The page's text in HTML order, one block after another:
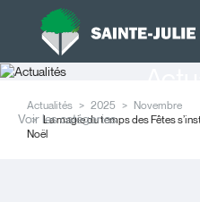
Actualités 2025
Novembre
La magie du temps des Fêtes
Noël
Voir les catégories